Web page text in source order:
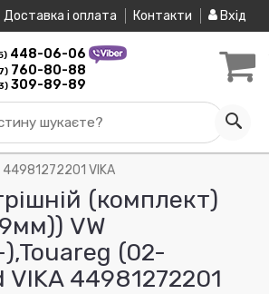
Доставка і оплата Контакти Вхід
448-06-06
760-80-88
309-89-89
шукаєте?
44981272201 VIKA
(комплект)
VW
(02-
44981272201